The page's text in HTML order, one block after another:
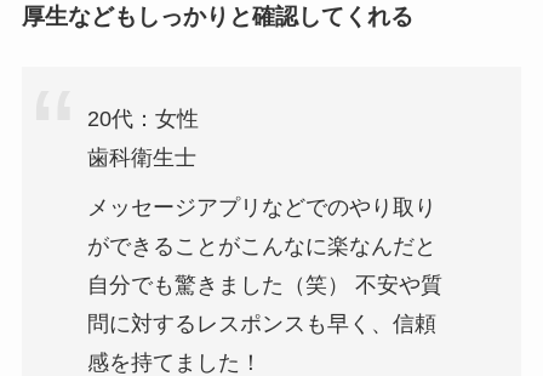
厚生などもしっかりと確認してくれる
20代：女性
歯科衛生士
メッセージアプリなどでのやり取り
ができることがこんなに楽なんだと
自分でも驚きました（笑） 不安や質
問に対するレスポンスも早く、信頼
感を持てました！